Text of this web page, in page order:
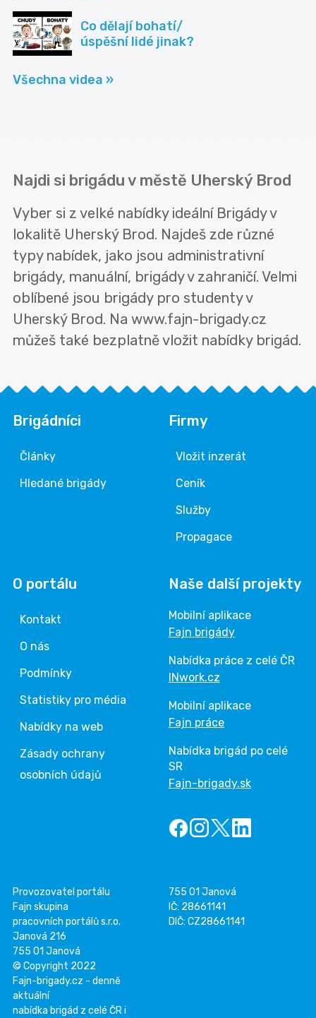
Co dělají bohatí/
úspěšní lidé jinak?
Všechna videa »
Najdi si brigádu v městě Uherský Brod
Vyber si z velké nabídky ideální Brigády v
lokalitě Uherský Brod. Najdeš zde různé
typy nabídek, jako jsou administrativní
brigády, manuální, brigády v zahraničí. Velmi
oblíbené jsou brigády pro studenty v
Uherský Brod. Na www.fajn-brigady.cz
můžeš také bezplatně vložit nabídky brigád.
Brigádníci
Články
Hledané brigády
Firmy
Vložit inzerát
Ceník
Služby
Propagace
O portálu
Kontakt
O nás
Podmínky
Statistiky pro média
Nabídky na web
Zásady ochrany
osobních údajů
Naše další projekty
Mobilní aplikace
Fajn brigády
Nabídka práce z celé ČR
INwork.cz
Mobilní aplikace
Fajn práce
Nabídka brigád po celé
SR
Fajn-brigady.sk
Provozovatel portálu
Fajn skupina
pracovních portálů s.r.o.
Janová 216
755 01 Janová
755 01 Janová
IČ: 28661141
DIČ: CZ28661141
© Copyright 2022
Fajn-brigady.cz - denně
aktuální
nabídka brigád z celé ČR i